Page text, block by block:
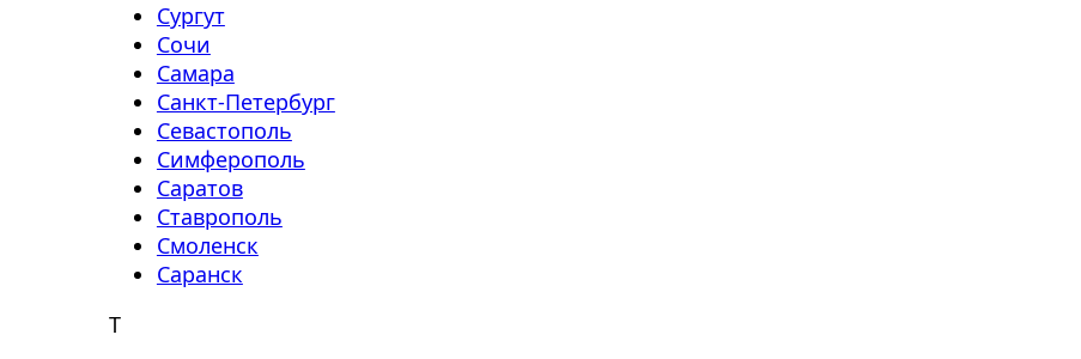
Сургут
Сочи
Самара
Санкт-Петербург
Севастополь
Симферополь
Саратов
Ставрополь
Смоленск
Саранск
Т